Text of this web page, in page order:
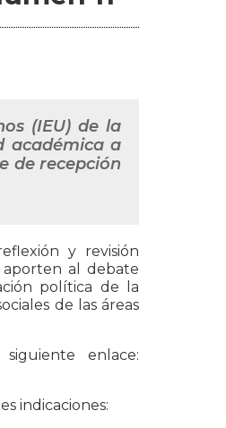
(IEU) de la
académica a
de recepción
y revisión
al debate
política de la
de las áreas
enlace:
indicaciones: